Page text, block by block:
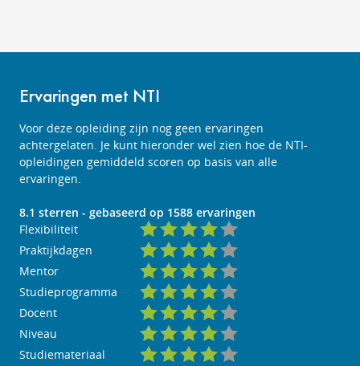
Ervaringen met NTI
Voor deze opleiding zijn nog geen ervaringen
achtergelaten. Je kunt hieronder wel zien hoe de NTI-
opleidingen gemiddeld scoren op basis van alle
ervaringen.
8.1 sterren - gebaseerd op 1588 ervaringen
Flexibiliteit
Praktijkdagen
Mentor
Studieprogramma
Docent
Niveau
Studiemateriaal